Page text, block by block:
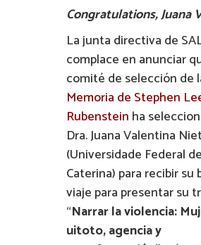
Congratulations, Juana
La junta directiva de
complace en anunciar
comité de selección de
Memoria de Stephen
Rubenstein ha
Dra. Juana Valentina
(Universidade Federal
Caterina) para recibir su
viaje para presentar su
“Narrar la violencia:
uitoto, agencia y